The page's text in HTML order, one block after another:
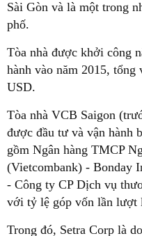
Sài Gòn và là một trong
phố.
Tòa nhà được khởi công
hành vào năm 2015,
USD.
Tòa nhà VCB Saigon
được đầu tư và vận hành
gồm Ngân hàng TMCP
(Vietcombank) - Bonday
- Công ty CP Dịch vụ
với tỷ lệ góp vốn lần lượt
Trong đó, Setra Corp là